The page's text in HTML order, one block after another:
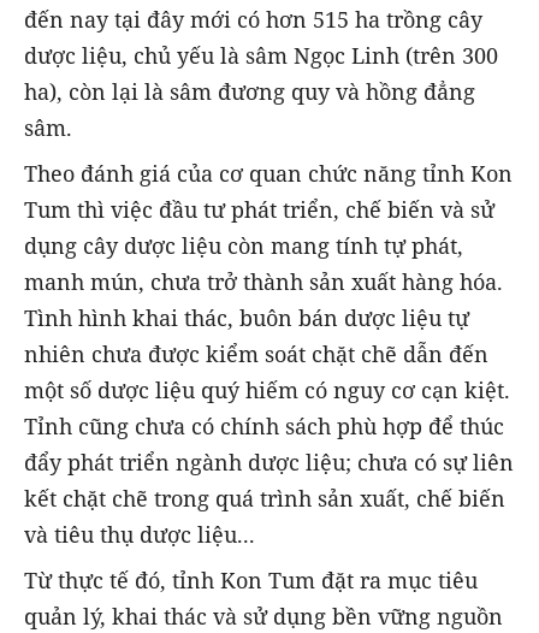
đến nay tại đây mới có hơn 515 ha trồng cây
dược liệu, chủ yếu là sâm Ngọc Linh (trên 300
ha), còn lại là sâm đương quy và hồng đẳng
sâm.
Theo đánh giá của cơ quan chức năng tỉnh Kon
Tum thì việc đầu tư phát triển, chế biến và sử
dụng cây dược liệu còn mang tính tự phát,
manh mún, chưa trở thành sản xuất hàng hóa.
Tình hình khai thác, buôn bán dược liệu tự
nhiên chưa được kiểm soát chặt chẽ dẫn đến
một số dược liệu quý hiếm có nguy cơ cạn kiệt.
Tỉnh cũng chưa có chính sách phù hợp để thúc
đẩy phát triển ngành dược liệu; chưa có sự liên
kết chặt chẽ trong quá trình sản xuất, chế biến
và tiêu thụ dược liệu...
Từ thực tế đó, tỉnh Kon Tum đặt ra mục tiêu
quản lý, khai thác và sử dụng bền vững nguồn